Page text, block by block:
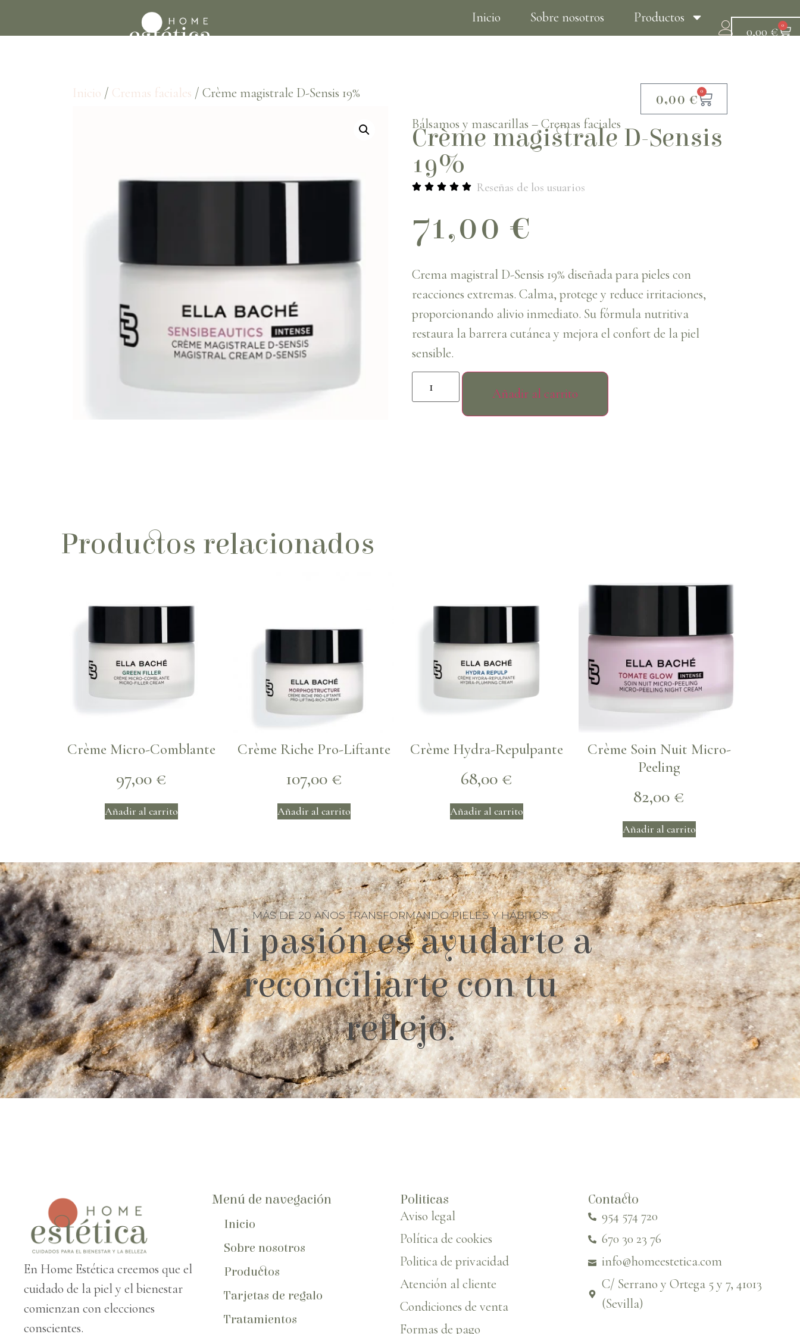
Inicio Sobre nosotros
Productos
0,00 € 0
Inicio / Cremas faciales / Crème magistrale D-Sensis 19% 0,00 € 0
Bálsamos y mascarillas –Cremas faciales
Crème magistrale D-Sensis
19%
Reseñas de los usuarios
71,00 €
Crema magistral D-Sensis 19% diseñada para pieles con
reacciones extremas. Calma, protege y reduce irritaciones,
proporcionando alivio inmediato. Su fórmula nutritiva
restaura la barrera cutánea y mejora el confort de la piel
sensible.
Añadir al carrito
Productos relacionados
Crème Micro-Comblante
97,00 €
Añadir al carrito
Crème Riche Pro-Liftante
107,00 €
Añadir al carrito
Crème Hydra-Repulpante
68,00 €
Añadir al carrito
Crème Soin Nuit Micro-
Peeling
82,00 €
Añadir al carrito
MÁS DE 20 AÑOS TRANSFORMANDO PIELES Y HÁBITOS
Mi pasión es ayudarte a
reconciliarte con tu
reflejo.
En Home Estética creemos que el
cuidado de la piel y el bienestar
comienzan con elecciones
conscientes.
Menú de navegación
Inicio
Sobre nosotros
Productos
Tarjetas de regalo
Tratamientos
Politicas
Aviso legal
Política de cookies
Politica de privacidad
Atención al cliente
Condiciones de venta
Formas de pago
Contacto
954 574 720
670 30 23 76
info@homeestetica.com
C/ Serrano y Ortega 5 y 7, 41013
(Sevilla)